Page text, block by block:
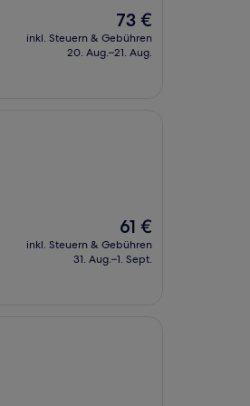
Der
Preis
beträgt
73 €
inkl. Steuern & Gebühren
20. Aug.–21. Aug.
Der
Preis
beträgt
61 €
inkl. Steuern & Gebühren
31. Aug.–1. Sept.